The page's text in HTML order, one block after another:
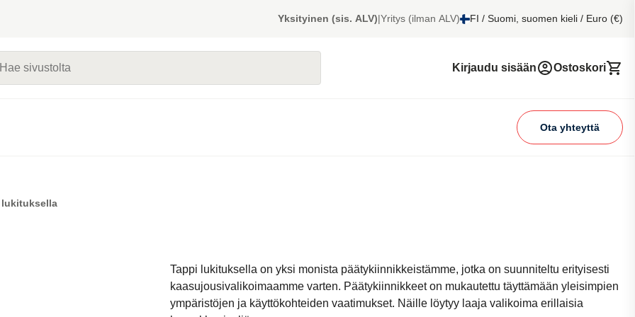
Yksityinen (sis. ALV)|Yritys (ilman ALV) FI / Suomi, suomen kieli / Euro (€)
Kirjaudu sisään
Ostoskori
Ota yhteyttä
lukituksella
Tappi lukituksella on yksi monista päätykiinnikkeistämme, jotka on suunniteltu erityisesti
kaasujousivalikoimaamme varten. Päätykiinnikkeet on mukautettu täyttämään yleisimpien
ympäristöjen ja käyttökohteiden vaatimukset. Näille löytyy laaja valikoima erillaisia